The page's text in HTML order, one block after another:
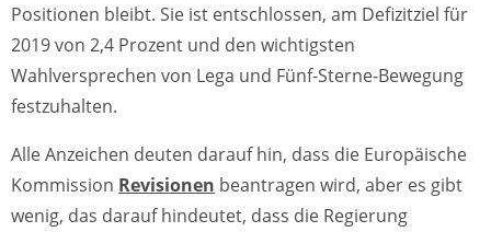
Positionen bleibt. Sie ist entschlossen, am Defizitziel für
2019 von 2,4 Prozent und den wichtigsten
Wahlversprechen von Lega und Fünf-Sterne-Bewegung
festzuhalten.
Alle Anzeichen deuten darauf hin, dass die Europäische
Kommission Revisionen beantragen wird, aber es gibt
wenig, das darauf hindeutet, dass die Regierung